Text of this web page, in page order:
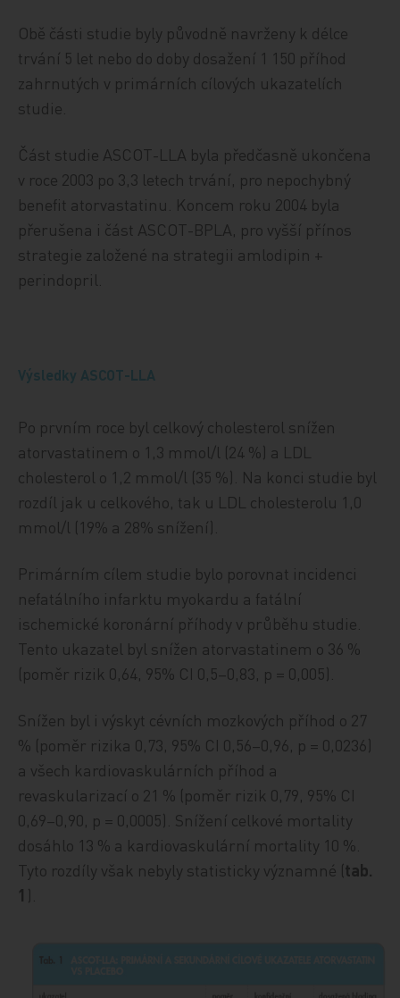
Obě části studie byly původně navrženy k délce
trvání 5 let nebo do doby dosažení 1 150 příhod
zahrnutých v primárních cílových ukazatelích
studie.
Část studie ASCOT-LLA byla předčasně ukončena
v roce 2003 po 3,3 letech trvání, pro nepochybný
benefit atorvastatinu. Koncem roku 2004 byla
přerušena i část ASCOT-BPLA, pro vyšší přínos
strategie založené na strategii amlodipin +
perindopril.
Výsledky ASCOT-LLA
Po prvním roce byl celkový cholesterol snížen
atorvastatinem o 1,3 mmol/l (24 %) a LDL
cholesterol o 1,2 mmol/l (35 %). Na konci studie byl
rozdíl jak u celkového, tak u LDL cholesterolu 1,0
mmol/l (19% a 28% snížení).
Primárním cílem studie bylo porovnat incidenci
nefatálního infarktu myokardu a fatální
ischemické koronární příhody v průběhu studie.
Tento ukazatel byl snížen atorvastatinem o 36 %
(poměr rizik 0,64, 95% CI 0,5–0,83, p = 0,005).
Snížen byl i výskyt cévních mozkových příhod o 27
% (poměr rizika 0,73, 95% CI 0,56–0,96, p = 0,0236)
a všech kardiovaskulárních příhod a
revaskularizací o 21 % (poměr rizik 0,79, 95% CI
0,69–0,90, p = 0,0005). Snížení celkové mortality
dosáhlo 13 % a kardiovaskulární mortality 10 %.
Tyto rozdíly však nebyly statisticky významné (tab.
1 ).